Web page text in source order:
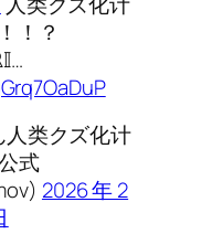
！？
类クズ化计
式
2026 年 2